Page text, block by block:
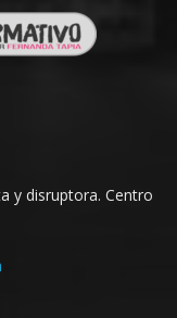
y disruptora. Centro